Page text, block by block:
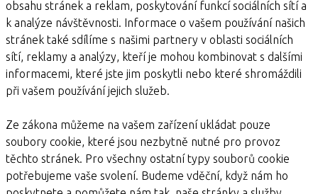
obsahu stránek a reklam, poskytování funkcí sociálních sítí a
k analýze návštěvnosti. Informace o vašem používání našich
stránek také sdílíme s našimi partnery v oblasti sociálních
sítí, reklamy a analýzy, kteří je mohou kombinovat s dalšími
informacemi, které jste jim poskytli nebo které shromáždili
při vašem používání jejich služeb.
Ze zákona můžeme na vašem zařízení ukládat pouze
soubory cookie, které jsou nezbytně nutné pro provoz
těchto stránek. Pro všechny ostatní typy souborů cookie
potřebujeme vaše svolení. Budeme vděční, když nám ho